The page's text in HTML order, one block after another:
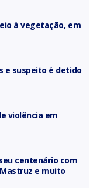
à vegetação, em
e suspeito é detido
violência em
centenário com
e muito